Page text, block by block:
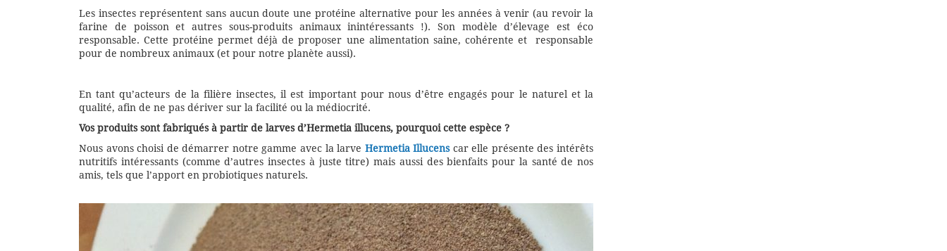
Les insectes représentent sans aucun doute une protéine alternative pour les années à venir (au revoir la
farine de poisson et autres sous-produits animaux inintéressants !). Son modèle d’élevage est éco
responsable. Cette protéine permet déjà de proposer une alimentation saine, cohérente et responsable
pour de nombreux animaux (et pour notre planète aussi).
En tant qu’acteurs de la filière insectes, il est important pour nous d’être engagés pour le naturel et la
qualité, afin de ne pas dériver sur la facilité ou la médiocrité.
Vos produits sont fabriqués à partir de larves d’Hermetia illucens, pourquoi cette espèce ?
Nous avons choisi de démarrer notre gamme avec la larve Hermetia Illucens car elle présente des intérêts
nutritifs intéressants (comme d’autres insectes à juste titre) mais aussi des bienfaits pour la santé de nos
amis, tels que l’apport en probiotiques naturels.